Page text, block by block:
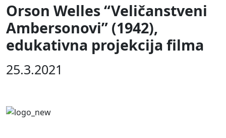
Orson Welles “Veličanstveni
Ambersonovi” (1942),
edukativna projekcija filma
25.3.2021